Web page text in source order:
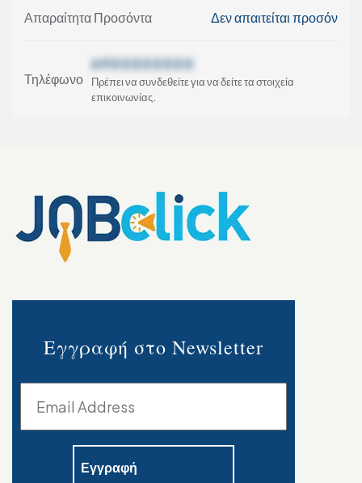
Απαραίτητα Προσόντα Δεν απαιτείται προσόν
Τηλέφωνο
69XXXXXXXX
Πρέπει να συνδεθείτε για να δείτε τα στοιχεία
επικοινωνίας.
Εγγραφή στο Newsletter